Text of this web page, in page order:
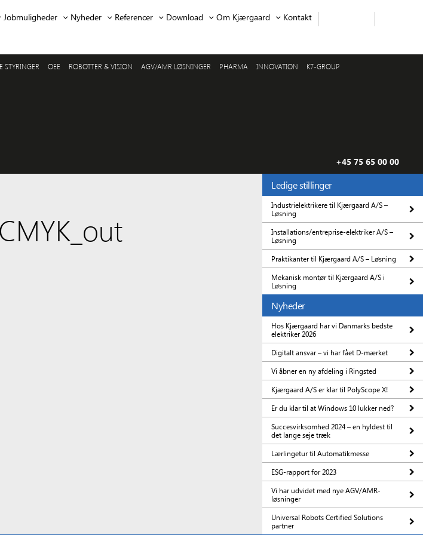
Jobmuligheder Nyheder Referencer Download Om Kjærgaard Kontakt
STYRINGER OEE ROBOTTER & VISION AGV/AMR LØSNINGER PHARMA INNOVATION K7-GROUP
+45 75 65 00 00
Ledige stillinger
Industrielektrikere til Kjærgaard A/S –
Løsning
Installations/entreprise-elektriker A/S –
Løsning
Praktikanter til Kjærgaard A/S – Løsning
Mekanisk montør til Kjærgaard A/S i
Løsning
Nyheder
Hos Kjærgaard har vi Danmarks bedste
elektriker 2026
Digitalt ansvar – vi har fået D-mærket
Vi åbner en ny afdeling i Ringsted
Kjærgaard A/S er klar til PolyScope X!
Er du klar til at Windows 10 lukker ned?
Succesvirksomhed 2024 – en hyldest til
det lange seje træk
Lærlingetur til Automatikmesse
ESG-rapport for 2023
Vi har udvidet med nye AGV/AMR-
løsninger
Universal Robots Certified Solutions
partner